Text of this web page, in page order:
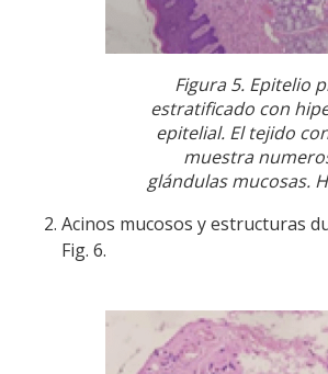
Figura 5. Epitelio
estratificado con
epitelial. El tejido
muestra
glándulas mucosas.
Acinos mucosos y estructuras
Fig. 6.